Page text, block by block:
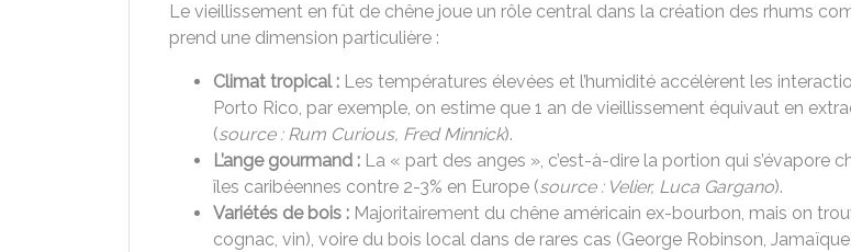
Le vieillissement en fût de chêne joue un rôle central dans la création des rhums
prend une dimension particulière :
Climat tropical : Les températures élevées et l’humidité accélèrent les
Porto Rico, par exemple, on estime que 1 an de vieillissement équivaut en
(source : Rum Curious, Fred Minnick).
L’ange gourmand : La « part des anges », c’est-à-dire la portion qui
îles caribéennes contre 2-3% en Europe (source : Velier, Luca Gargano).
Variétés de bois : Majoritairement du chêne américain ex-bourbon, mais on
cognac, vin), voire du bois local dans de rares cas (George Robinson,